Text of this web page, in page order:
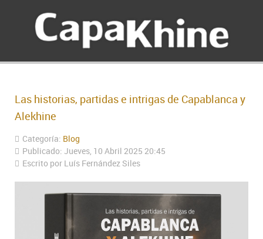
Las historias, partidas e intrigas de Capablanca y
Alekhine
Categoría: Blog
Publicado: Jueves, 10 Abril 2025 20:45
Escrito por Luís Fernández Siles